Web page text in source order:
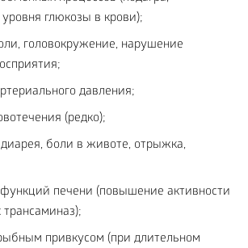
глюкозы в крови);
головокружение, нарушение
давления;
(редко);
боли в животе, отрыжка,
печени (повышение активности
привкусом (при длительном